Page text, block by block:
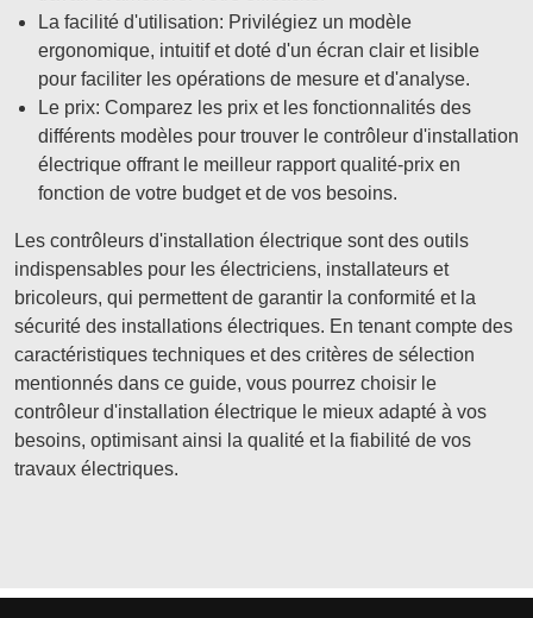
La facilité d'utilisation: Privilégiez un modèle
ergonomique, intuitif et doté d'un écran clair et lisible
pour faciliter les opérations de mesure et d'analyse.
Le prix: Comparez les prix et les fonctionnalités des
différents modèles pour trouver le contrôleur d'installation
électrique offrant le meilleur rapport qualité-prix en
fonction de votre budget et de vos besoins.
Les contrôleurs d'installation électrique sont des outils
indispensables pour les électriciens, installateurs et
bricoleurs, qui permettent de garantir la conformité et la
sécurité des installations électriques. En tenant compte des
caractéristiques techniques et des critères de sélection
mentionnés dans ce guide, vous pourrez choisir le
contrôleur d'installation électrique le mieux adapté à vos
besoins, optimisant ainsi la qualité et la fiabilité de vos
travaux électriques.